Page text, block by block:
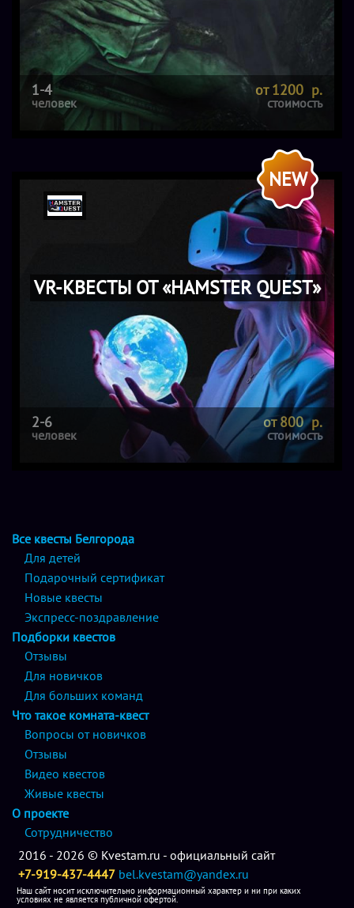
1-4
человек
от 1200 р.
стоимость
VR-КВЕСТЫ ОТ «HAMSTER QUEST»
2-6
человек
от 800 р.
стоимость
NEW
Все квесты Белгорода
Для детей
Подарочный сертификат
Новые квесты
Экспресс-поздравление
Подборки квестов
Отзывы
Для новичков
Для больших команд
Что такое комната-квест
Вопросы от новичков
Отзывы
Видео квестов
Живые квесты
О проекте
Сотрудничество
2016 - 2026 © Kvestam.ru - официальный сайт
+7-919-437-4447 bel.kvestam@yandex.ru
Наш сайт носит исключительно информационный характер и ни при каких
условиях не является публичной офертой.